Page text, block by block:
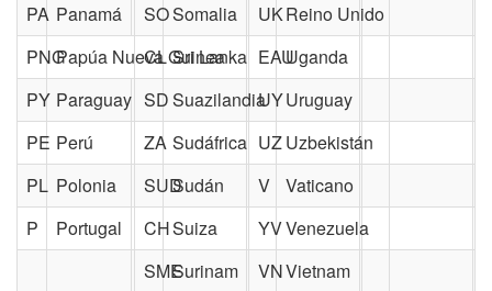
PA Panamá SOSomalia UKReino Unido
PNGPapúa Nueva Guinea
CL Sri Lanka EAUUganda
PY Paraguay SDSuazilandiaUYUruguay
PE Perú ZA Sudáfrica UZUzbekistán
PL Polonia SUDSudán V
Vaticano
P
Portugal CHSuiza YVVenezuela
SMESurinam VNVietnam